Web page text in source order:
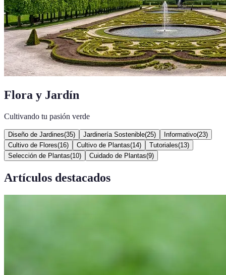
Flora y Jardín
Cultivando tu pasión verde
Diseño de Jardines(35) Jardinería Sostenible(25) Informativo(23)
Cultivo de Flores(16) Cultivo de Plantas(14) Tutoriales(13)
Selección de Plantas(10) Cuidado de Plantas(9)
Artículos destacados